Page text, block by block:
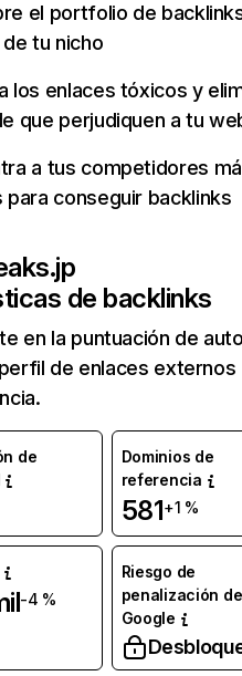
el portfolio de
tu nicho
los enlaces tóxicos y
que perjudiquen a tu
a tus competidores
conseguir backlinks
de backlinks
en la puntuación de
de enlaces externos
de
Dominios de
referencia
581+1 %
-4 %
Riesgo de
penalización de
Google